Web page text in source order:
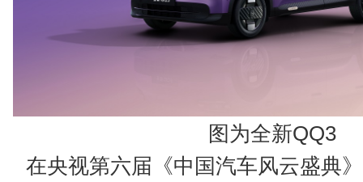
图为全新QQ3
在央视第六届《中国汽车风云盛典